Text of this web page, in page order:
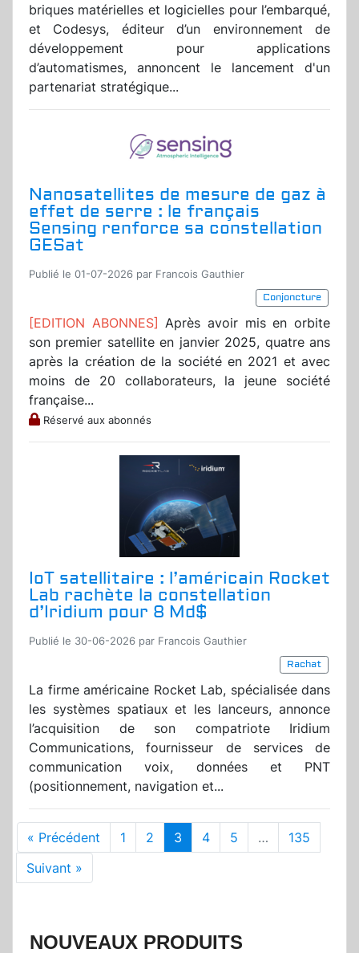
briques matérielles et logicielles pour l’embarqué,
et Codesys, éditeur d’un environnement de
développement pour applications
d’automatismes, annoncent le lancement d'un
partenariat stratégique...
Nanosatellites de mesure de gaz à
effet de serre : le français
Sensing renforce sa constellation
GESat
Publié le 01-07-2026 par Francois Gauthier
Conjoncture
[EDITION ABONNES]Après avoir mis en orbite
son premier satellite en janvier 2025, quatre ans
après la création de la société en 2021 et avec
moins de 20 collaborateurs, la jeune société
française...
Réservé aux abonnés
IoT satellitaire : l’américain Rocket
Lab rachète la constellation
d’Iridium pour 8 Md$
Publié le 30-06-2026 par Francois Gauthier
Rachat
La firme américaine Rocket Lab, spécialisée dans
les systèmes spatiaux et les lanceurs, annonce
l’acquisition de son compatriote Iridium
Communications, fournisseur de services de
communication voix, données et PNT
(positionnement, navigation et...
« Précédent 1 2 3 4 5 …
135
Suivant »
NOUVEAUX PRODUITS